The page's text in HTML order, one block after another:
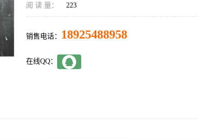
阅 读 量： 223
销售电话： 18925488958
在线QQ：